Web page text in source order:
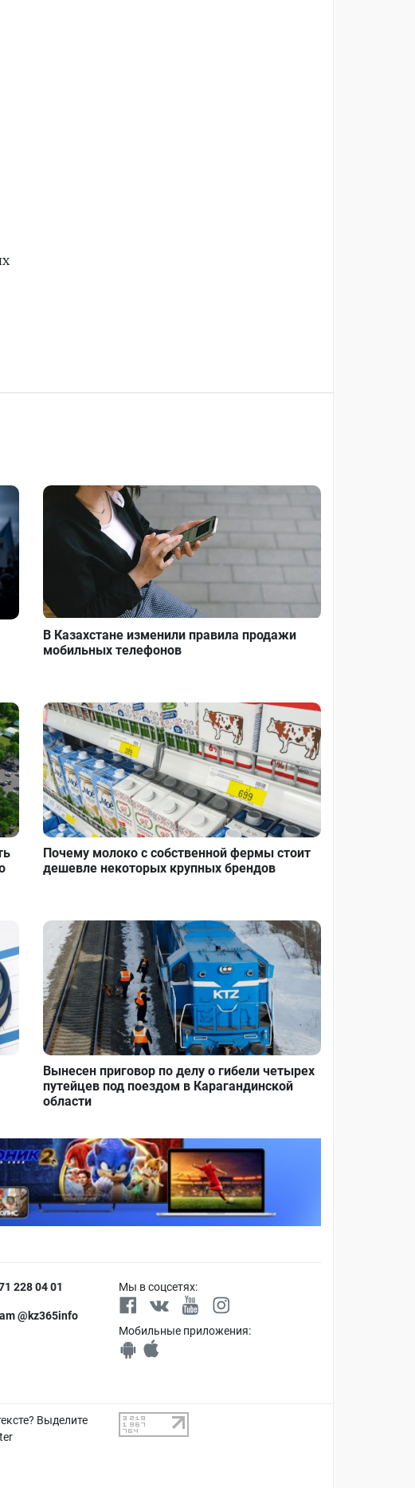
В Казахстане изменили правила продажи
мобильных телефонов
Почему молоко с собственной фермы стоит
дешевле некоторых крупных брендов
Вынесен приговор по делу о гибели четырех
путейцев под поездом в Карагандинской
области
228 04 01
@kz365info
Мы в соцсетях:
Мобильные приложения:
Выделите